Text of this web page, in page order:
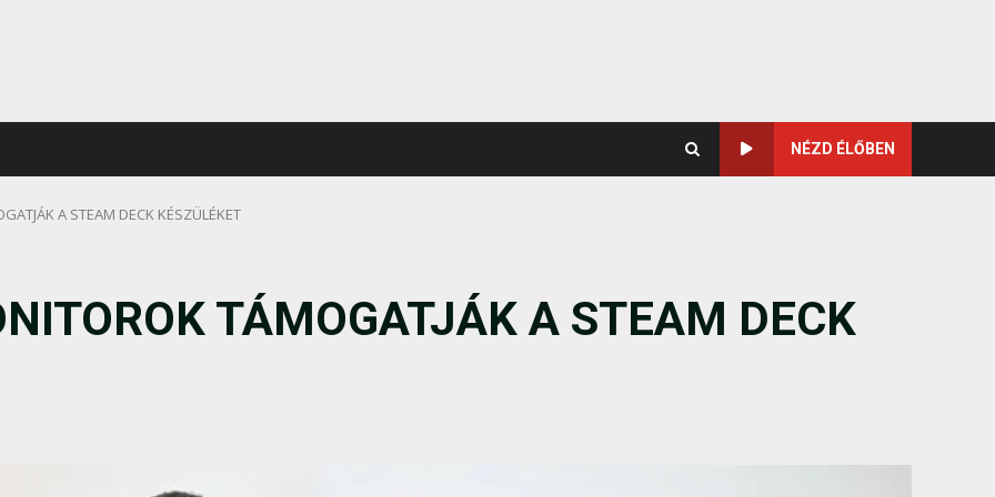
NÉZD ÉLŐBEN
A STEAM DECK KÉSZÜLÉKET
TÁMOGATJÁK A STEAM DECK